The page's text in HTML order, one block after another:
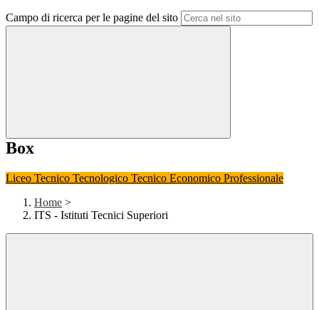
Campo di ricerca per le pagine del sito
Box
Liceo Tecnico Tecnologico Tecnico Economico Professionale
Home >
ITS - Istituti Tecnici Superiori